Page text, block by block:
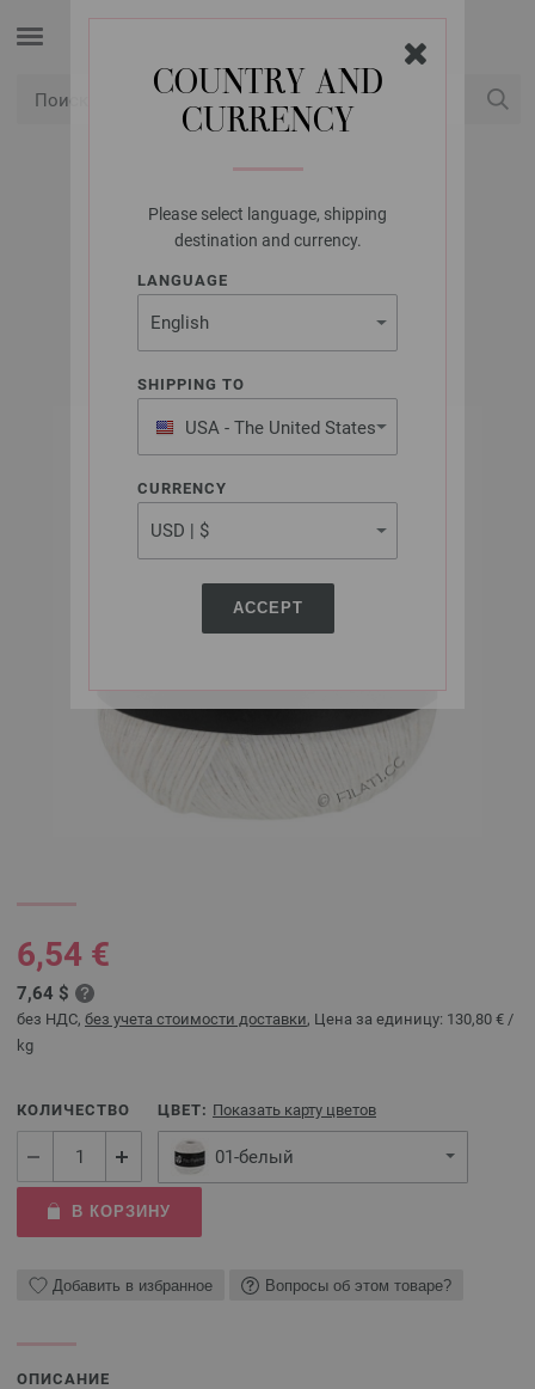
COUNTRY AND
CURRENCY
Please select language, shipping
destination and currency.
LANGUAGE
SHIPPING TO
USA - The United States
of America
CURRENCY
ACCEPT
LANA GROSSA
FILO PAILLETTES
6,54 €
7,64 $
без НДС, без учета стоимости доставки, Цена за единицу: 130,80 € /
kg
КОЛИЧЕСТВО ЦВЕТ: Показать карту цветов
01-белый
В КОРЗИНУ
Добавить в избранное Вопросы об этом товаре?
ОПИСАНИЕ